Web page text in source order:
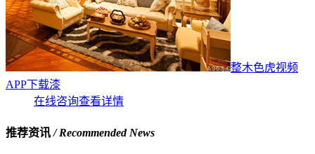
整木色虎视频
APP下载漆
在线咨询查看详情
推荐资讯/ Recommended News